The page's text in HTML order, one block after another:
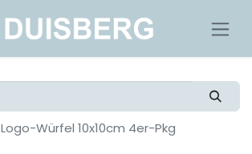
Logo-Würfel 10x10cm 4er-Pkg